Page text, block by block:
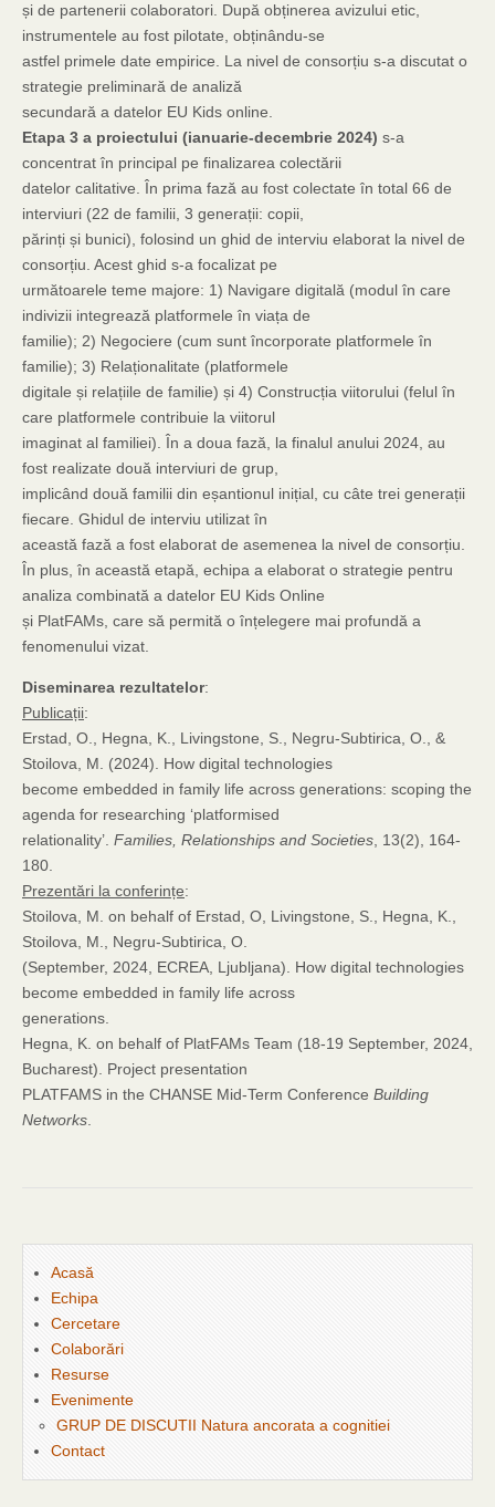
și de partenerii colaboratori. După obținerea avizului etic,
instrumentele au fost pilotate, obținându-se
astfel primele date empirice. La nivel de consorțiu s-a discutat o
strategie preliminară de analiză
secundară a datelor EU Kids online.
Etapa 3 a proiectului (ianuarie-decembrie 2024) s-a
concentrat în principal pe finalizarea colectării
datelor calitative. În prima fază au fost colectate în total 66 de
interviuri (22 de familii, 3 generații: copii,
părinți și bunici), folosind un ghid de interviu elaborat la nivel de
consorțiu. Acest ghid s-a focalizat pe
următoarele teme majore: 1) Navigare digitală (modul în care
indivizii integrează platformele în viața de
familie); 2) Negociere (cum sunt încorporate platformele în
familie); 3) Relaționalitate (platformele
digitale și relațiile de familie) și 4) Construcția viitorului (felul în
care platformele contribuie la viitorul
imaginat al familiei). În a doua fază, la finalul anului 2024, au
fost realizate două interviuri de grup,
implicând două familii din eșantionul inițial, cu câte trei generații
fiecare. Ghidul de interviu utilizat în
această fază a fost elaborat de asemenea la nivel de consorțiu.
În plus, în această etapă, echipa a elaborat o strategie pentru
analiza combinată a datelor EU Kids Online
și PlatFAMs, care să permită o înțelegere mai profundă a
fenomenului vizat.
Diseminarea rezultatelor:
Publicații:
Erstad, O., Hegna, K., Livingstone, S., Negru-Subtirica, O., &
Stoilova, M. (2024). How digital technologies
become embedded in family life across generations: scoping the
agenda for researching ‘platformised
relationality’. Families, Relationships and Societies , 13(2), 164-
180.
Prezentări la conferințe:
Stoilova, M. on behalf of Erstad, O, Livingstone, S., Hegna, K.,
Stoilova, M., Negru-Subtirica, O.
(September, 2024, ECREA, Ljubljana). How digital technologies
become embedded in family life across
generations.
Hegna, K. on behalf of PlatFAMs Team (18-19 September, 2024,
Bucharest). Project presentation
PLATFAMS in the CHANSE Mid-Term Conference Building
Networks
Acasă
Echipa
Cercetare
Colaborări
Resurse
Evenimente
GRUP DE DISCUTII Natura ancorata a cognitiei
Contact